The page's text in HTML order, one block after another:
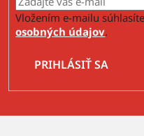
Vložením e-mailu
osobných údajov.
PRIHLÁSIŤ SA